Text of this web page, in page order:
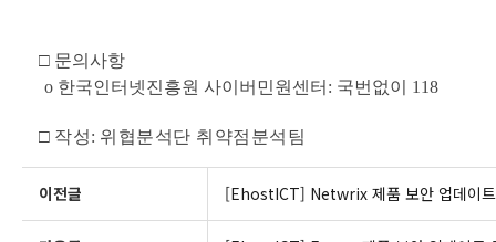
□ 문의사항
o 한국인터넷진흥원 사이버민원센터 : 국번없이 118
□ 작성: 위협분석단 취약점분석팀
이전글 [EhostICT] Netwrix 제품 보안 업데이